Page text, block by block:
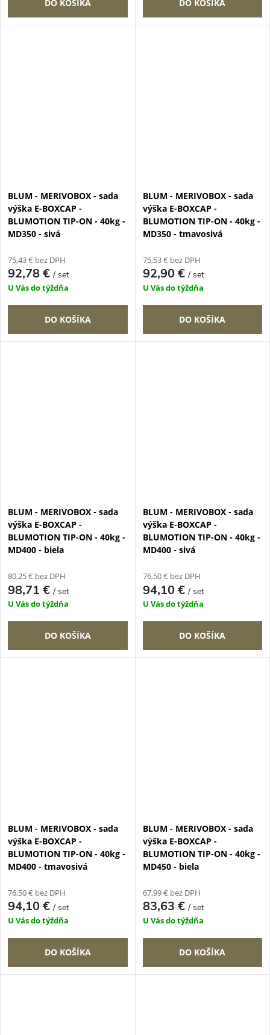
DO KOŠÍKA DO KOŠÍKA
BLUM - MERIVOBOX - sada
výška E-BOXCAP -
BLUMOTION TIP-ON - 40kg -
MD350 - sivá
75,43 € bez DPH
92,78 €/ set
U Vás do týždňa
DO KOŠÍKA
BLUM - MERIVOBOX - sada
výška E-BOXCAP -
BLUMOTION TIP-ON - 40kg -
MD350 - tmavosivá
75,53 € bez DPH
92,90 €/ set
U Vás do týždňa
DO KOŠÍKA
BLUM - MERIVOBOX - sada
výška E-BOXCAP -
BLUMOTION TIP-ON - 40kg -
MD400 - biela
80,25 € bez DPH
98,71 €/ set
U Vás do týždňa
DO KOŠÍKA
BLUM - MERIVOBOX - sada
výška E-BOXCAP -
BLUMOTION TIP-ON - 40kg -
MD400 - sivá
76,50 € bez DPH
94,10 €/ set
U Vás do týždňa
DO KOŠÍKA
BLUM - MERIVOBOX - sada
výška E-BOXCAP -
BLUMOTION TIP-ON - 40kg -
MD400 - tmavosivá
76,50 € bez DPH
94,10 €/ set
U Vás do týždňa
DO KOŠÍKA
BLUM - MERIVOBOX - sada
výška E-BOXCAP -
BLUMOTION TIP-ON - 40kg -
MD450 - biela
67,99 € bez DPH
83,63 €/ set
U Vás do týždňa
DO KOŠÍKA